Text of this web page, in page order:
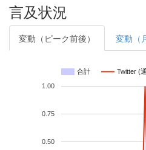
言及状況
変動（ピーク前後） 変動（
合計 Twitter (
0.50
0.75
1.00